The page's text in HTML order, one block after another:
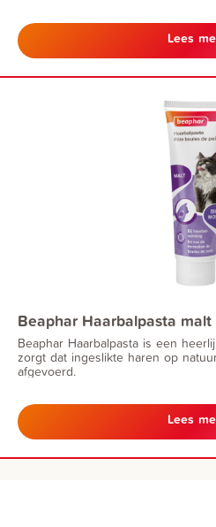
Lees
Beaphar Haarbalpasta malt
Beaphar Haarbalpasta is een
zorgt dat ingeslikte haren op
afgevoerd.
Lees